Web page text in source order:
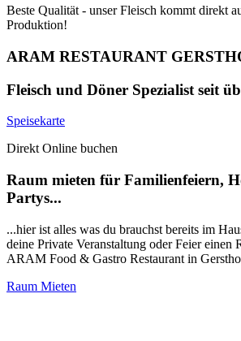
Beste Qualität - unser Fleisch kommt direkt
Produktion!
ARAM RESTAURANT
Fleisch und Döner Spezialist seit
Speisekarte
Direkt Online buchen
Raum mieten für Familienfeiern,
Partys...
...hier ist alles was du brauchst bereits im
deine Private Veranstaltung oder Feier einen
ARAM Food & Gastro Restaurant in
Raum Mieten